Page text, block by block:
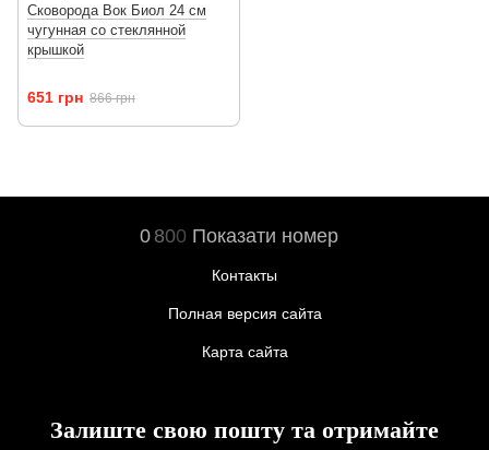
Сковорода Вок Биол 24 см
чугунная со стеклянной
крышкой
651 грн 866 грн
0 800 Показати номер
Контакты
Полная версия сайта
Карта сайта
Залиште свою пошту та отримайте